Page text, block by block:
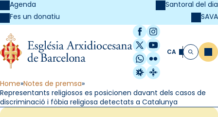
Agenda
Fes un donatiu
Santoral del dia
SAVA
Facebook
Instagram
X / Twitter
YouTube
WhatsApp
Flickr
Radio Estel
Catalunya
CA Cerca
Home Notes de premsa
Representants religiosos es posicionen davant dels casos de
discriminació i fòbia religiosa detectats a Catalunya